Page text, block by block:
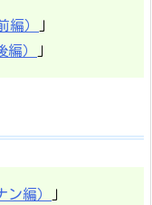
） 」
） 」
編） 」